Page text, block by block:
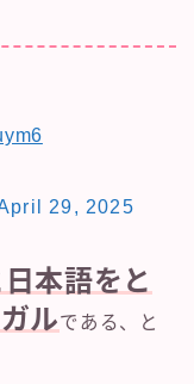
29, 2025
本語をと
ルである、と